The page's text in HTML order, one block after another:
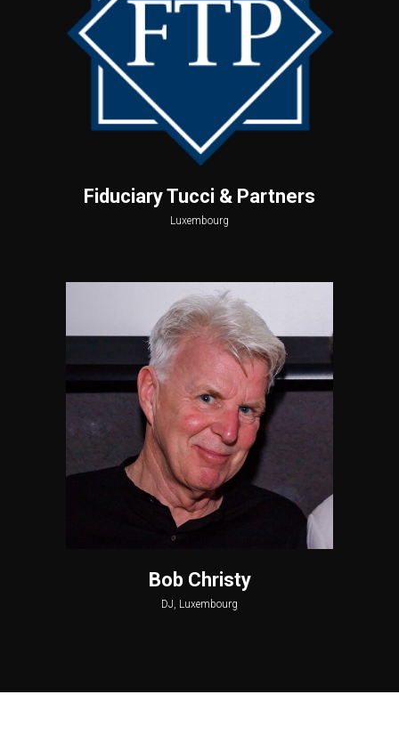
Fiduciary Tucci & Partners
Luxembourg
Bob Christy
DJ, Luxembourg